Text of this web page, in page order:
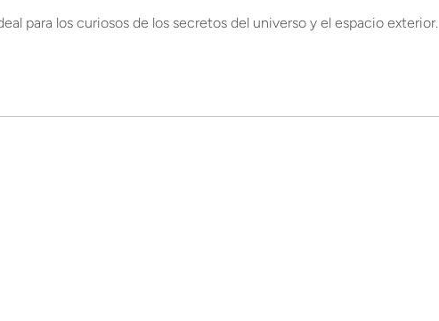
para los curiosos de los secretos del universo y el espacio exterior.